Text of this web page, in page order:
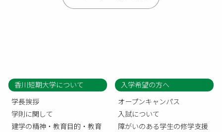
香川短期大学について
学長挨拶
学則に関して
建学の精神・教育目的・教育
入学希望の方へ
オープンキャンパス
入試について
障がいのある学生の修学支援